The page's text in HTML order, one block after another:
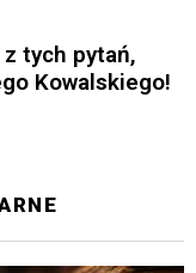
tych pytań,
Kowalskiego!